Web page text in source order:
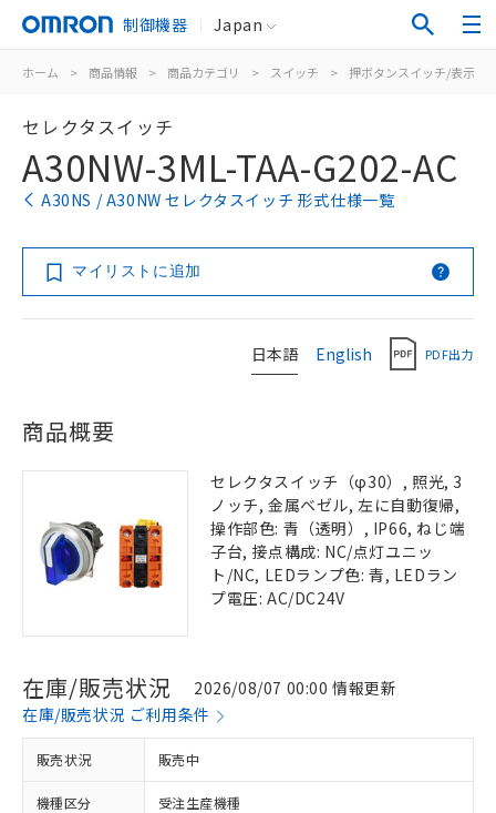
制御機器 Japan
ホーム > 商品情報 > 商品カテゴリ > スイッチ > 押ボタンスイッチ/表示灯
セレクタスイッチ
A30NW-3ML-TAA-G202-AC
A30NS / A30NW セレクタスイッチ 形式仕様一覧
マイリストに追加
日本語 English PDF出力
商品概要
セレクタスイッチ（φ30）, 照光, 3
ノッチ, 金属ベゼル, 左に自動復帰,
操作部色: 青（透明）, IP66, ねじ端
子台, 接点構成: NC/点灯ユニッ
ト/NC, LEDランプ色: 青, LEDラン
プ電圧: AC/DC24V
在庫/販売状況
2026/08/07 00:00 情報更新
在庫/販売状況 ご利用条件
販売状況 販売中
機種区分 受注生産機種